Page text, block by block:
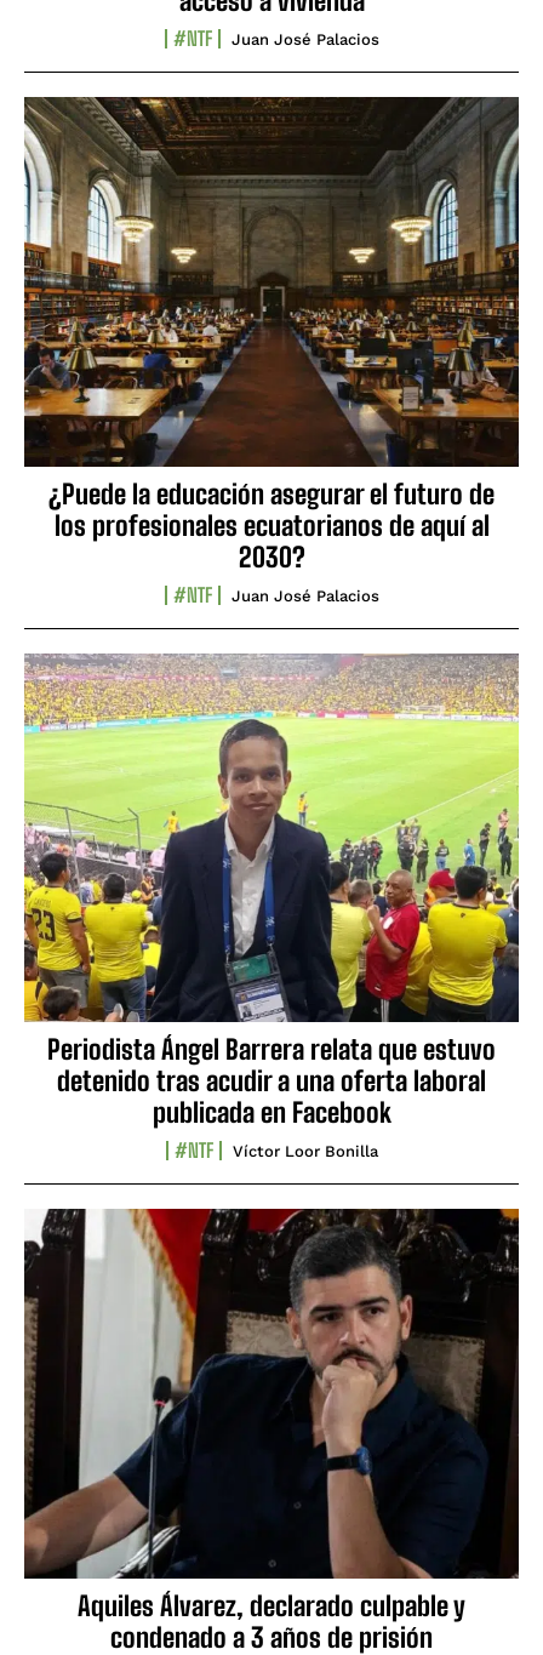
#NTF Juan José Palacios
¿Puede la educación asegurar el futuro de
los profesionales ecuatorianos de aquí al
2030?
#NTF Juan José Palacios
Periodista Ángel Barrera relata que estuvo
detenido tras acudir a una oferta laboral
publicada en Facebook
#NTF Víctor Loor Bonilla
Aquiles Álvarez, declarado culpable y
condenado a 3 años de prisión